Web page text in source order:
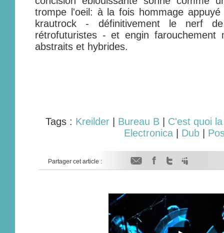
trompe l'oeil: à la fois hommage
krautrock - définitivement le nerf de
rétrofuturistes - et engin farouchement
abstraits et hybrides.
Tags : Kreilder Bureau B
C'est quoi
Electronica| Dub|
Partager cet article :